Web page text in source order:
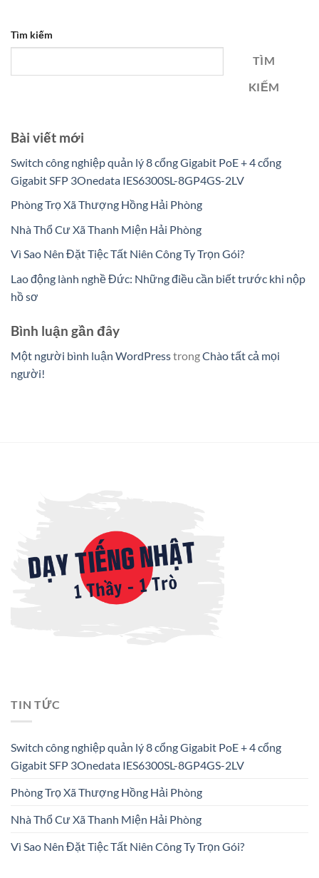
Tìm kiếm
TÌM
KIẾM
Bài viết mới
Switch công nghiệp quản lý 8 cổng Gigabit PoE + 4 cổng
Gigabit SFP 3Onedata IES6300SL-8GP4GS-2LV
Phòng Trọ Xã Thượng Hồng Hải Phòng
Nhà Thổ Cư Xã Thanh Miện Hải Phòng
Vì Sao Nên Đặt Tiệc Tất Niên Công Ty Trọn Gói?
Lao động lành nghề Đức: Những điều cần biết trước khi nộp
hồ sơ
Bình luận gần đây
Một người bình luận WordPresstrongChào tất cả mọi
người!
TIN TỨC
Switch công nghiệp quản lý 8 cổng Gigabit PoE + 4 cổng
Gigabit SFP 3Onedata IES6300SL-8GP4GS-2LV
Phòng Trọ Xã Thượng Hồng Hải Phòng
Nhà Thổ Cư Xã Thanh Miện Hải Phòng
Vì Sao Nên Đặt Tiệc Tất Niên Công Ty Trọn Gói?